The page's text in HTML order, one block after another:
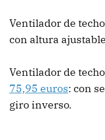
Ventilador de techo
con altura
Ventilador de techo
75,95 euros: con
giro inverso.